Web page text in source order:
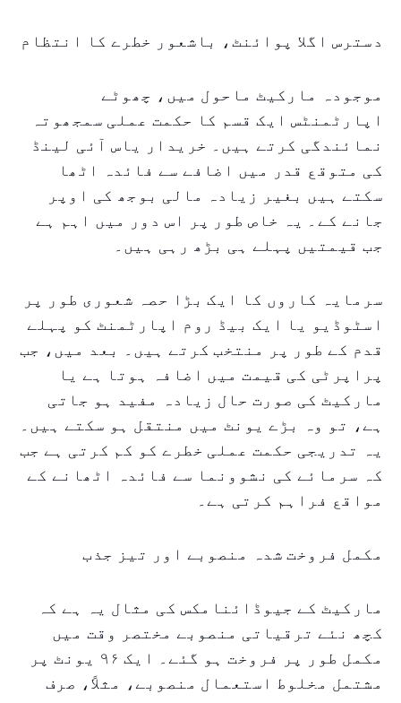
دسترس اگلا پوائنٹ، باشعور خطرے کا انتظام
موجودہ مارکیٹ ماحول میں، چھوٹے
اپارٹمنٹس ایک قسم کا حکمت عملی سمجھوتہ
نمائندگی کرتے ہیں۔ خریدار یاس آئی لینڈ
کی متوقع قدر میں اضافے سے فائدہ اٹھا
سکتے ہیں بغیر زیادہ مالی بوجھ کی اوپر
جانے کے۔ یہ خاص طور پر اس دور میں اہم ہے
جب قیمتیں پہلے ہی بڑھ رہی ہیں۔
سرمایہ کاروں کا ایک بڑا حصہ شعوری طور پر
اسٹوڈیو یا ایک بیڈ روم اپارٹمنٹ کو پہلے
قدم کے طور پر منتخب کرتے ہیں۔ بعد میں، جب
پراپرٹی کی قیمت میں اضافہ ہوتا ہے یا
مارکیٹ کی صورت حال زیادہ مفید ہو جاتی
ہے، تو وہ بڑے یونٹ میں منتقل ہو سکتے ہیں۔
یہ تدریجی حکمت عملی خطرے کو کم کرتی ہے جب
کہ سرمائے کی نشوونما سے فائدہ اٹھانے کے
مواقع فراہم کرتی ہے۔
مکمل فروخت شدہ منصوبے اور تیز جذب
مارکیٹ کے جیوڈائنامکس کی مثال یہ ہے کہ
کچھ نئے ترقیاتی منصوبے مختصر وقت میں
مکمل طور پر فروخت ہو گئے۔ ایک ۹۶ یونٹ پر
مشتمل مخلوط استعمال منصوبے، مثلاً، صرف